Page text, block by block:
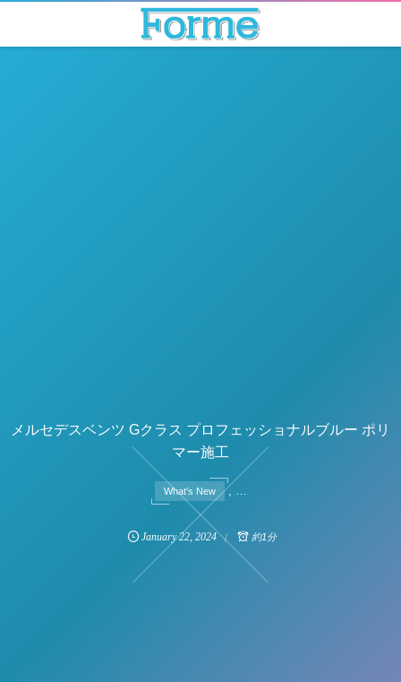
メルセデスベンツ Gクラス プロフェッショナルブルー ポリ
マー施工
What's New , …
January 22 ,2024 約1分